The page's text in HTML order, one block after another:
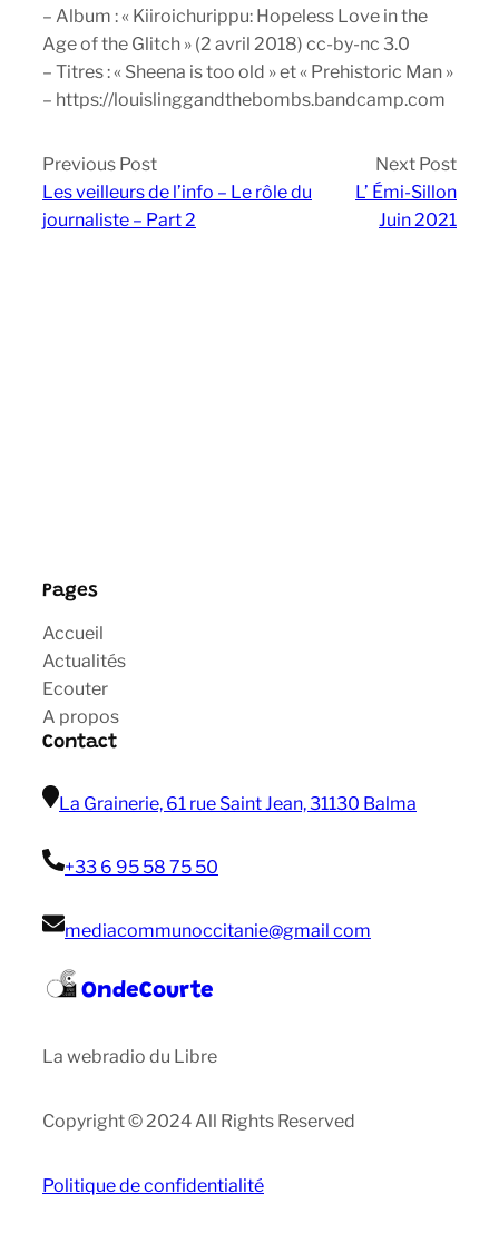
– Album : « Kiiroichurippu: Hopeless Love in the
Age of the Glitch » (2 avril 2018) cc-by-nc 3.0
– Titres : « Sheena is too old » et « Prehistoric Man »
– https://louislinggandthebombs.bandcamp.com
Previous Post
Les veilleurs de l’info – Le rôle du
journaliste – Part 2
Next Post
L’ Émi-Sillon
Juin 2021
Pages
Accueil
Actualités
Ecouter
A propos
Contact
La Grainerie, 61 rue Saint Jean, 31130 Balma
+33 6 95 58 75 50
mediacommunoccitanie@gmail com
OndeCourte
La webradio du Libre
Copyright © 2024 All Rights Reserved
Politique de confidentialité